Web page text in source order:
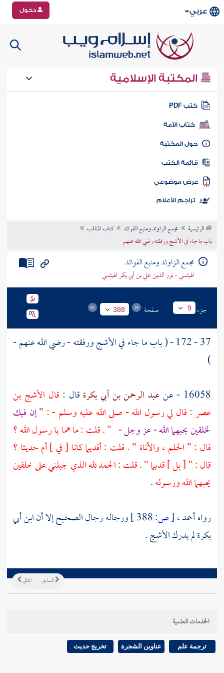
عربي دخول
المكتبة الإسلامية
كتب PDF
كتاب الأمة
المكتبة
الكتب
موضوعي
تراجم الأعلام
الرئيسية مجمع الزاوئد ومنبع الفوائد
كتاب المناقب
باب ما جاء في الأشج ورفقته رضي الله عنهم
مجمع الزاوئد ومنبع الفوائد
الهيثمي - نور الدين علي بن أبي بكر الهيثمي
جزء 9 صفحة 388
37 - 172 - ( باب ما جاء في الأشجورفقته - رضي الله عنهم -
)
16058 - عن
عبد الرحمن بن أبي بكرة قال : قال الأشج بن
عصر : قال لي رسول الله - صلى الله عليه وسلم - : "إن فيك
لخلقين يحبهما الله - عز وجل - " . قلت : ما هما يا رسول الله ؟
قال : " الحلم ، والأناة " . قلت : أقديما كانا [ في ] أم حديثا ؟
قال : " [ بل ] قديما " . قلت : الحمد لله الذي جبلني على خلقين
يحبهما الله ورسوله.
رواهأحمد،[ص: ورجاله رجال الصحيح إلا أنابن أبي
بكرةلم يدركالأشج.
التالي السابق
الخدمات العلمية
ترجمة علم عناوين الشجرة تخريج حديث